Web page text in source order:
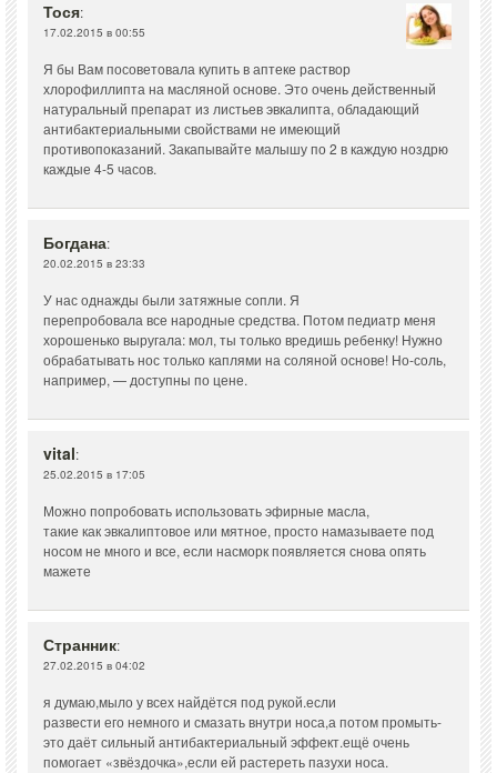
Тося:
17.02.2015 в 00:55
Я бы Вам посоветовала купить в аптеке раствор
хлорофиллипта на масляной основе. Это очень действенный
натуральный препарат из листьев эвкалипта, обладающий
антибактериальными свойствами не имеющий
противопоказаний. Закапывайте малышу по 2 в каждую ноздрю
каждые 4-5 часов.
Богдана:
20.02.2015 в 23:33
У нас однажды были затяжные сопли. Я
перепробовала все народные средства. Потом педиатр меня
хорошенько выругала: мол, ты только вредишь ребенку! Нужно
обрабатывать нос только каплями на соляной основе! Но-соль,
например, — доступны по цене.
vital:
25.02.2015 в 17:05
Можно попробовать использовать эфирные масла,
такие как эвкалиптовое или мятное, просто намазываете под
носом не много и все, если насморк появляется снова опять
мажете
Странник:
27.02.2015 в 04:02
я думаю,мыло у всех найдётся под рукой.если
развести его немного и смазать внутри носа,а потом промыть-
это даёт сильный антибактериальный эффект.ещё очень
помогает «звёздочка»,если ей растереть пазухи носа.